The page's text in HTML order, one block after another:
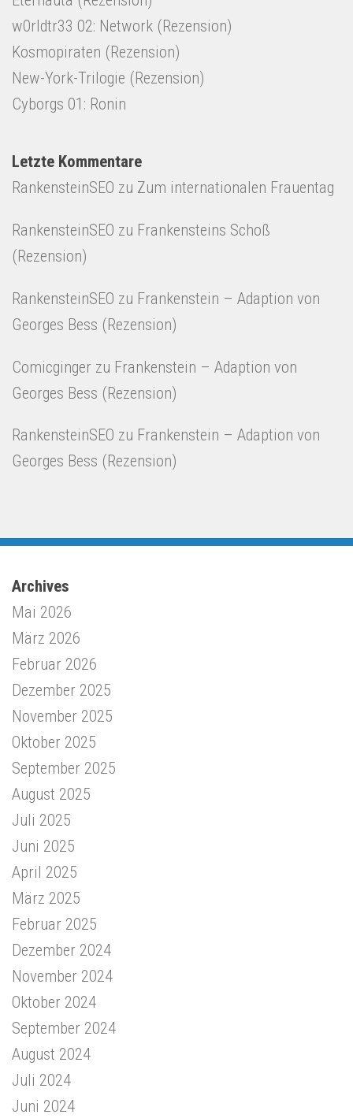
w0rldtr33 02: Network (Rezension)
Kosmopiraten (Rezension)
New-York-Trilogie (Rezension)
Cyborgs 01: Ronin
Letzte Kommentare
RankensteinSEO zu Zum internationalen Frauentag
RankensteinSEO zu Frankensteins Schoß
(Rezension)
RankensteinSEO zu Frankenstein – Adaption von
Georges Bess (Rezension)
Comicginger zu Frankenstein – Adaption von
Georges Bess (Rezension)
RankensteinSEO zu Frankenstein – Adaption von
Georges Bess (Rezension)
Archives
Mai 2026
März 2026
Februar 2026
Dezember 2025
November 2025
Oktober 2025
September 2025
August 2025
Juli 2025
Juni 2025
April 2025
März 2025
Februar 2025
Dezember 2024
November 2024
Oktober 2024
September 2024
August 2024
Juli 2024
Juni 2024